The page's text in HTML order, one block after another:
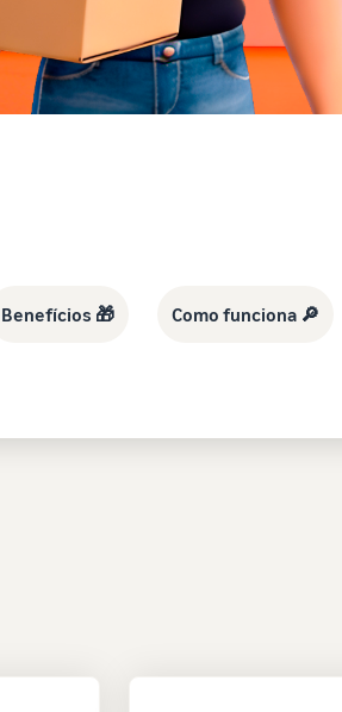
Benefícios 🎁 Como funciona 🔎